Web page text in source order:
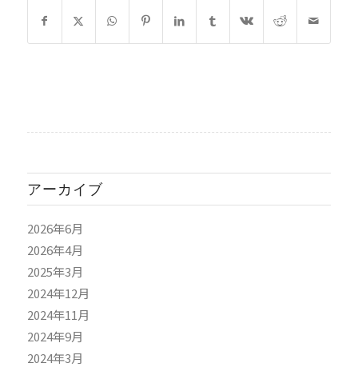
アーカイブ
2026年6月
2026年4月
2025年3月
2024年12月
2024年11月
2024年9月
2024年3月